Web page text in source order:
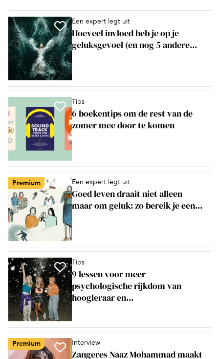
Een expert legt uit
Hoeveel invloed heb je op je
geluksgevoel (en nog 5 andere...
Tips
6 boekentips om de rest van de
zomer mee door te komen
Premium Een expert legt uit
Goed leven draait niet alleen
maar om geluk: zo bereik je een...
Tips
9 lessen voor meer
psychologische rijkdom van
hoogleraar en...
Premium Interview
Zangeres Naaz Mohammad maakt